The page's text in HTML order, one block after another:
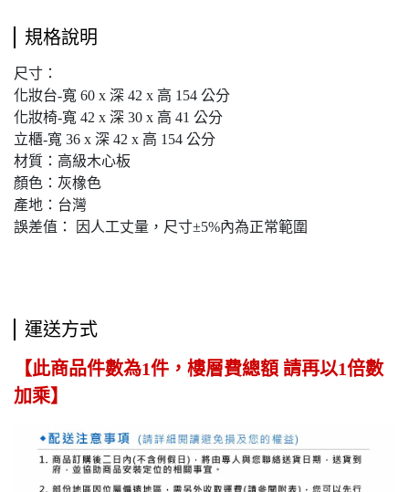
規格說明
尺寸：
化妝台-寬 60 x 深 42 x 高 154 公分
化妝椅-寬 42 x 深 30 x 高 41 公分
立櫃-寬 36 x 深 42 x 高 154 公分
材質：高級木心板
顏色：灰橡色
產地：台灣
誤差值： 因人工丈量，尺寸±5%內為正常範圍
運送方式
【此商品件數為1件，樓層費總額 請再以1倍數
加乘】